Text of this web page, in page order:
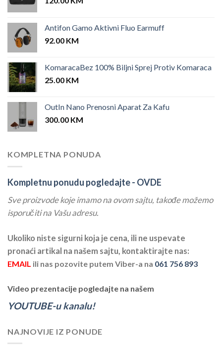
Antifon Gamo Aktivni Fluo Earmuff
92.00 KM
KomaracaBez 100% Biljni Sprej Protiv Komaraca
25.00 KM
OutIn Nano Prenosni Aparat Za Kafu
300.00 KM
KOMPLETNA PONUDA
Kompletnu ponudu pogledajte - OVDE
Sve proizvode koje imamo na ovom sajtu, takođe možemo
isporučiti na Vašu adresu.
Ukoliko niste sigurni koja je cena, ili ne uspevate
pronaći artikal na našem sajtu, kontaktirajte nas:
EMAIL ili nas pozovite putem Viber-a na 061 756 893
Video prezentacije pogledajte na našem
YOUTUBE-u kanalu!
NAJNOVIJE IZ PONUDE